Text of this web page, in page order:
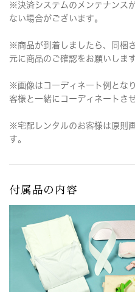
※決済システムのメンテナンス
ない場合がございます。
※商品が到着しましたら、同梱
元に商品のご確認をお願いします
※画像はコーディネート例とな
客様と一緒にコーディネートさ
※宅配レンタルのお客様は原則
す。
付属品の内容